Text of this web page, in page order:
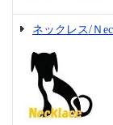
ネックレス/Ｎ